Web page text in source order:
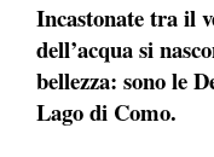
Incastonate tra il
dell’acqua si
bellezza: sono le
Lago di Como.